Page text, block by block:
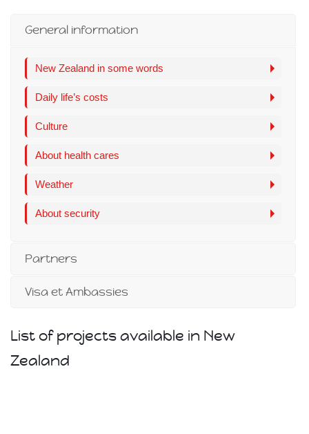
General information
New Zealand in some words
Daily life’s costs
Culture
About health cares
Weather
About security
Partners
Visa et Ambassies
List of projects available in New
Zealand